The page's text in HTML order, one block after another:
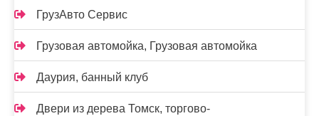
ГрузАвто Сервис
Грузовая автомойка, Грузовая автомойка
Даурия, банный клуб
Двери из дерева Томск, торгово-